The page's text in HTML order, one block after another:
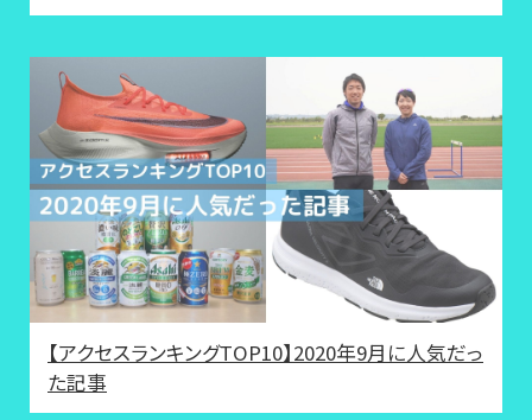
【アクセスランキングTOP10】2020年9月に人気だっ
た記事